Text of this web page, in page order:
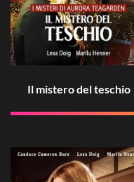
Il mistero del teschio